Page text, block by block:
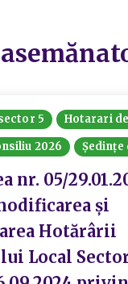
5
Hotarari
2026
Ședințe
nr. 05/
și
Hotărârii
Local